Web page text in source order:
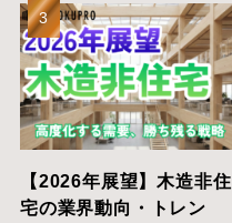
【2026年展望】木造非住
宅の業界動向・トレン